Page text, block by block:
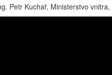
Petr Kuchař, Ministerstvo vnitra,